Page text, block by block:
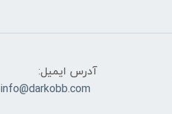
آدرس ایمیل:
info@darkobb.com